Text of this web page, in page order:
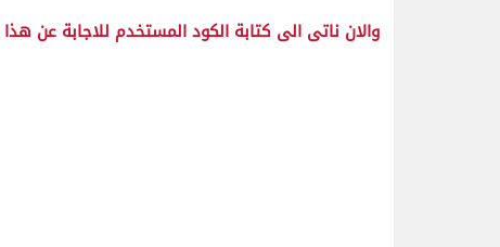
والان ناتى الى كتابة الكود المستخدم للاجابة عن